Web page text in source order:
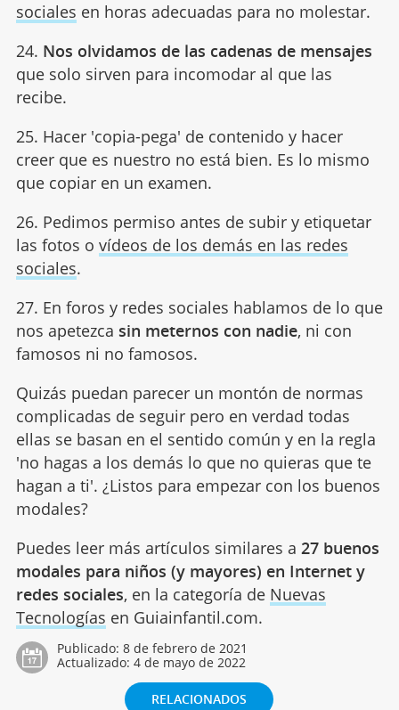
sociales en horas adecuadas para no molestar.
24. Nos olvidamos de las cadenas de mensajes
que solo sirven para incomodar al que las
recibe.
25. Hacer 'copia-pega' de contenido y hacer
creer que es nuestro no está bien. Es lo mismo
que copiar en un examen.
26. Pedimos permiso antes de subir y etiquetar
las fotos o vídeos de los demás en las redes
sociales.
27. En foros y redes sociales hablamos de lo que
nos apetezca sin meternos con nadie, ni con
famosos ni no famosos.
Quizás puedan parecer un montón de normas
complicadas de seguir pero en verdad todas
ellas se basan en el sentido común y en la regla
'no hagas a los demás lo que no quieras que te
hagan a ti'. ¿Listos para empezar con los buenos
modales?
Puedes leer más artículos similares a 27 buenos
modales para niños (y mayores) en Internet y
redes sociales, en la categoría de Nuevas
Tecnologías en Guiainfantil.com.
Publicado: 8 de febrero de 2021
Actualizado: 4 de mayo de 2022
RELACIONADOS